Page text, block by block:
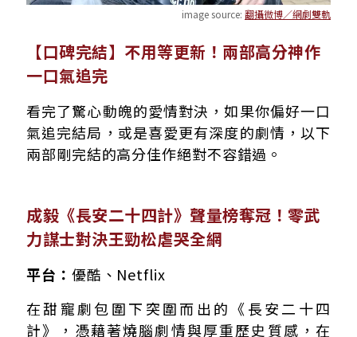
image source: 翻攝微博／網劇雙軌
【口碑完結】不用等更新！兩部高分神作
一口氣追完
看完了驚心動魄的愛情對決，如果你偏好一口
氣追完結局，或是喜愛更有深度的劇情，以下
兩部剛完結的高分佳作絕對不容錯過。
成毅《長安二十四計》聲量榜奪冠！零武
力謀士對決王勁松虐哭全網
平台： 優酷、Netflix
在甜寵劇包圍下突圍而出的《長安二十四
計》，憑藉著燒腦劇情與厚重歷史質感，在